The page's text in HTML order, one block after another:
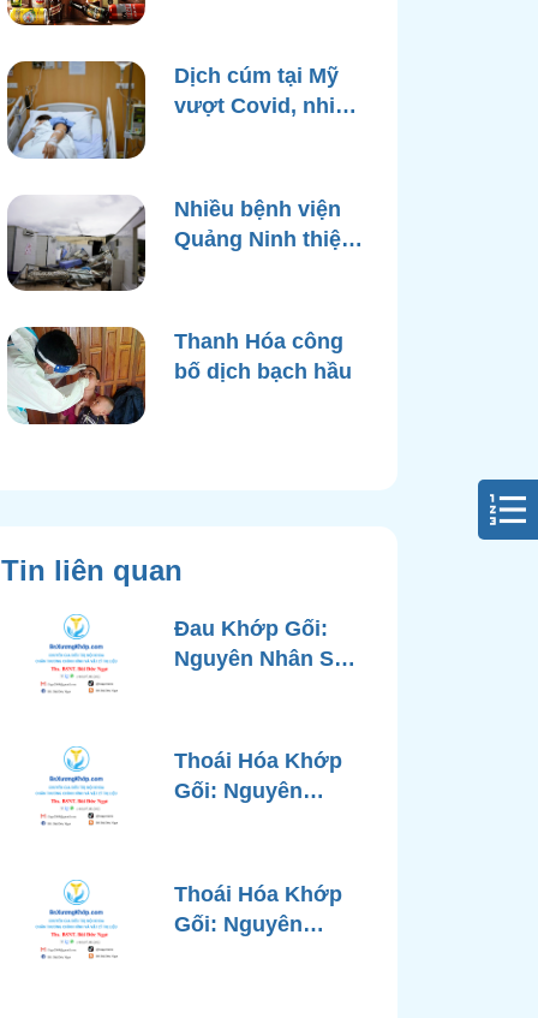
Dịch cúm tại Mỹ
vượt Covid, nhiều
Nhiều bệnh viện
Quảng Ninh thiệt
Yagi
Thanh Hóa công
bố dịch bạch hầu
Tin liên quan
Đau Khớp Gối:
Nguyên Nhân Sâu
Phương Pháp
Điều Trị Tiên Tiến
Từ Góc Nhìn Bác
Thoái Hóa Khớp
Gối: Nguyên
Đoán và Các
Phương Pháp
Điều Trị Chuẩn Y
Thoái Hóa Khớp
Gối: Nguyên